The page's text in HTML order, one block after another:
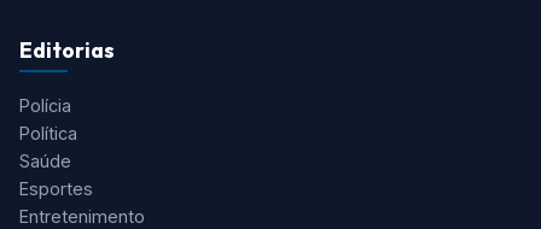
Editorias
Polícia
Política
Saúde
Esportes
Entretenimento